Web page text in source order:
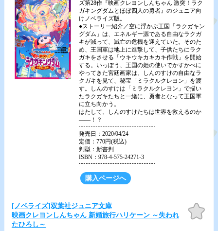
ズ第28作『映画クレヨンしんちゃん 激突！ラク
ガキングダムとほぼ四人の勇者』のジュニア向
けノベライズ版。
●ストーリー紹介／空に浮かぶ王国「ラクガキン
グダム」は、エネルギー源である自由なラクガ
キが減って、滅亡の危機を迎えていた。そのた
め、王国軍は地上に進撃して、子供たちにラク
ガキをさせる「ウキウキカキカキ作戦」を開始
する。いっぽう、王国の姫の使いでかすかべに
やってきた宮廷画家は、しんのすけの自由なラ
クガキを見て、秘宝「ミラクルクレヨン」を渡
す。しんのすけは「ミラクルクレヨン」で描い
たラクガキたちと一緒に、勇者となって王国軍
に立ち向かう。
はたして、しんのすけたちは世界を救えるのか
――！？
発売日：2020/04/24
定価：770円(税込)
判型：新書判
ISBN：978-4-575-24271-3
購入ページへ
[ノベライズ]双葉社ジュニア文庫
映画クレヨンしんちゃん 新婚旅行ハリケーン ～失われ
たひろし～
お気
に入